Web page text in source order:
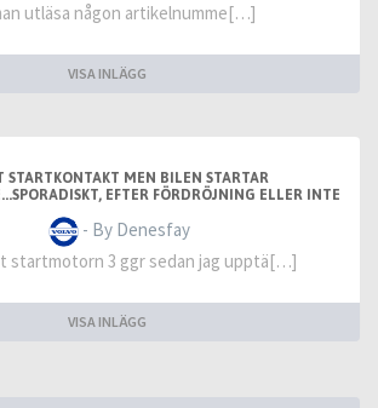
utläsa någon artikelnumme[…]
VISA INLÄGG
STARTKONTAKT MEN BILEN STARTAR
EFTER FÖRDRÖJNING ELLER INTE
- By Denesfay
startmotorn 3 ggr sedan jag upptä[…]
VISA INLÄGG